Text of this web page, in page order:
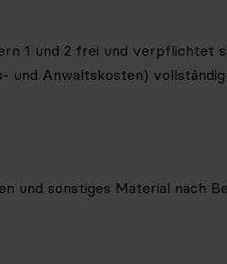
1 und 2 frei und verpflichtet
und Anwaltskosten)
und sonstiges Material nach